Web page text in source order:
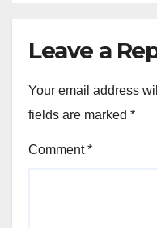
Leave a
Your email address
fields are marked *
Comment*